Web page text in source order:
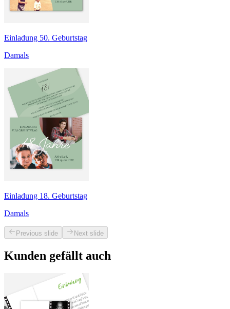
Einladung 50. Geburtstag
Damals
Einladung 18. Geburtstag
Damals
Previous slide Next slide
Kunden gefällt auch